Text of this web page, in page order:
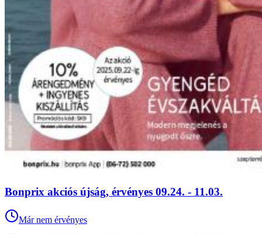
Bonprix akciós újság, érvényes 09.24. - 11.03.
Már nem érvényes